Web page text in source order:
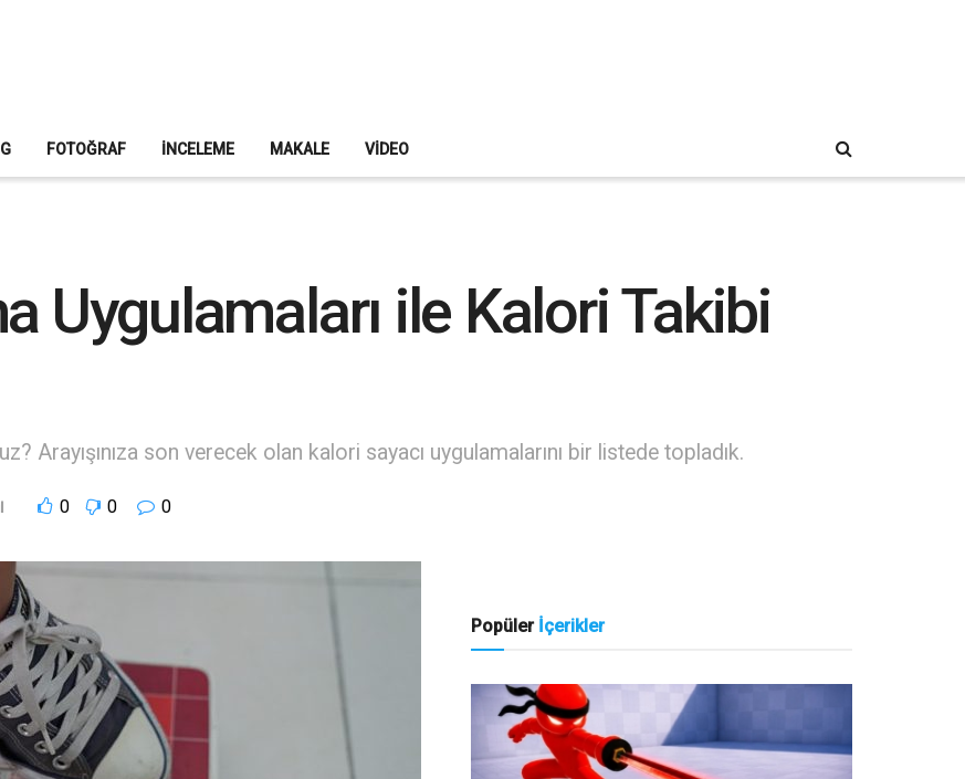
FOTOĞRAF İNCELEME MAKALE VIDEO
Uygulamaları ile Kalori Takibi
Arayışınıza son verecek olan kalori sayacı uygulamalarını bir listede topladık.
0 0 0
Popüler İçerikler